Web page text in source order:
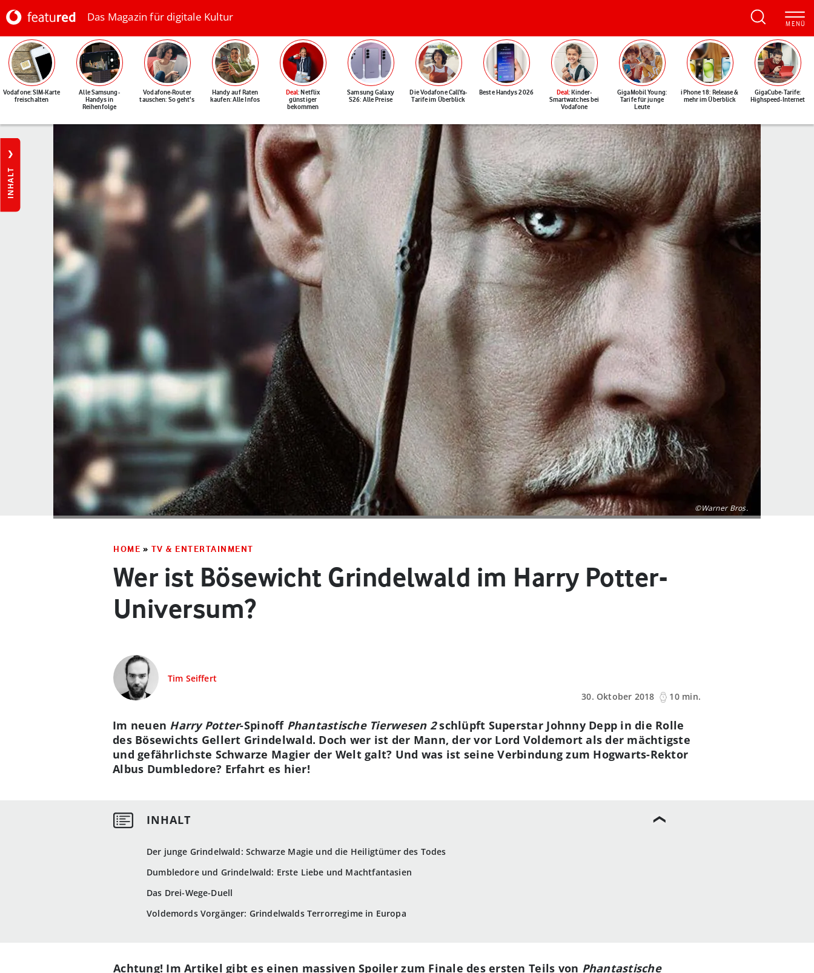
Das Magazin für digitale Kultur
Vodafone: SIM-Karte
freischalten
Alle Samsung-
Handys in
Reihenfolge
Vodafone-Router
tauschen: So geht's
Handy auf Raten
kaufen: Alle Infos
Deal: Netflix
günstiger
bekommen
Samsung Galaxy
S26: Alle Preise
Die Vodafone CallYa-
Tarife im Überblick
Beste Handys 2026 Deal: Kinder-
Smartwatches bei
Vodafone
GigaMobil Young:
Tarife für junge
Leute
iPhone 18: Release &
mehr im Überblick
GigaCube-Tarife:
Highspeed-Internet
INHALT
©Warner Bros.
HOME » TV & ENTERTAINMENT
Wer ist Bösewicht Grindelwald im Harry Potter-
Universum?
Tim Seiffert
30. Oktober 2018
10 min.
Der junge Grindelwald: Schwarze Magie und die Heiligtümer des Todes
Dumbledore und Grindelwald: Erste Liebe und Machtfantasien
Das Drei-Wege-Duell
Voldemords Vorgänger: Grindelwalds Terrorregime in Europa
Im neuen Harry Potter-Spinoff Phantastische Tierwesen 2schlüpft Superstar Johnny Depp in die Rolle
des Bösewichts Gellert Grindelwald. Doch wer ist der Mann, der vor Lord Voldemort als der mächtigste
und gefährlichste Schwarze Magier der Welt galt? Und was ist seine Verbindung zum Hogwarts-Rektor
Albus Dumbledore? Erfahrt es hier!
Achtung! Im Artikel gibt es einen massiven Spoiler zum Finale des ersten Teils von Phantastische